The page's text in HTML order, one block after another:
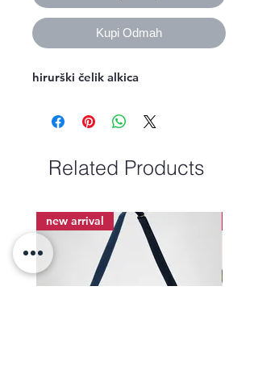
Kupi Odmah
hirurški čelik alkica
Related Products
new arrival